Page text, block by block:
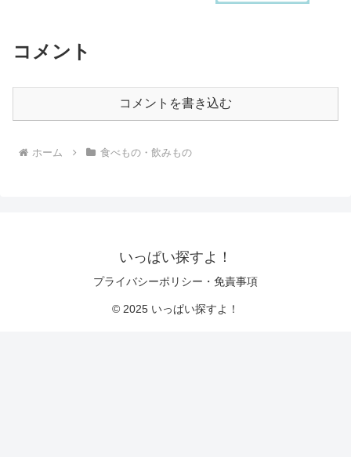
コメント
コメントを書き込む
ホーム 食べもの・飲みもの
いっぱい探すよ！
プライバシーポリシー・免責事項
© 2025 いっぱい探すよ！